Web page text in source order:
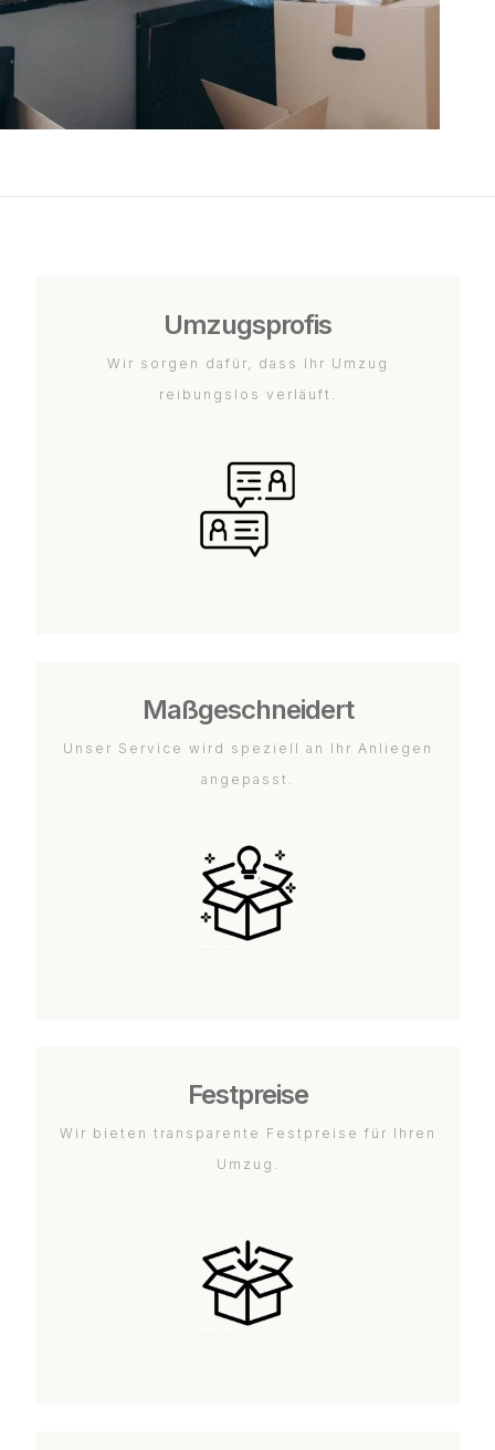
Umzugsprofis
Wir sorgen dafür, dass Ihr Umzug
reibungslos verläuft.
Maßgeschneidert
Unser Service wird speziell an Ihr Anliegen
angepasst.
Festpreise
Wir bieten transparente Festpreise für Ihren
Umzug.